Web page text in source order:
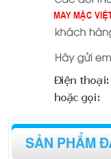
SẢN PHẨM